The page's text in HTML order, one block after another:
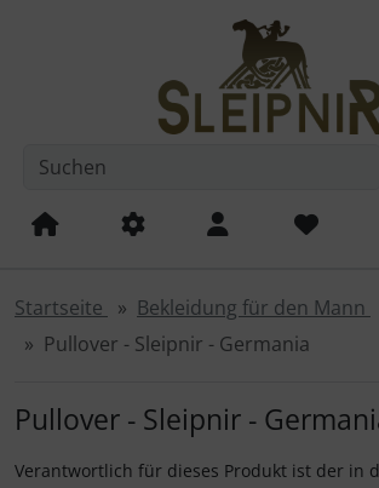
Springe zur
Startseite Bekleidung für den Mann
Pullover - Sleipnir - Germania
Pullover - Sleipnir -
Verantwortlich für dieses Produkt ist der in